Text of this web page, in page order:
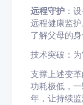
远程守护 ：
远程健康监
了解父母的
技术突破：
支撑上述变
功耗极低，
年，让持续